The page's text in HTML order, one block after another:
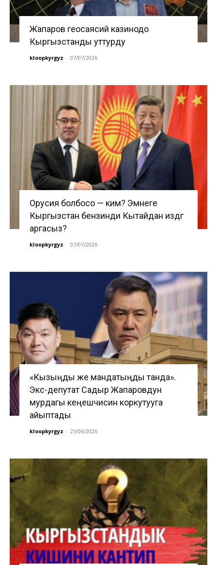
Жапаров геосаясий казинодо
Кыргызстанды уттурду
kloopkyrgyz - 07/07/2026
Орусия болбосо — ким? Эмнеге
Кыргызстан бензинди Кытайдан издөөгө
аргасыз?
kloopkyrgyz - 07/07/2026
«Кызыңды же мандатыңды танда».
Экс-депутат Садыр Жапаровдун
мурдагы кеңешчисин коркутууга
айыптады
kloopkyrgyz - 25/06/2026